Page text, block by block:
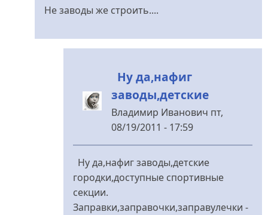
заправок
городе
будет
від
Не заводы же строить....
Ну да,нафиг
заводы,детские
Владимир Иванович пт,
08/19/2011 - 17:59
У
відповідь
до
Не
Ну да,нафиг заводы,детские
городки,доступные спортивные
секции.
Заправки,заправочки,заправулечки -